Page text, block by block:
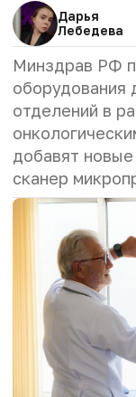
Дарья
Лебедева
Минздрав РФ
оборудования
отделений в
добавят
сканер